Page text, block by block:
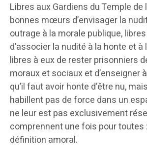
Libres aux Gardiens du Temple
bonnes mœurs d’envisager la
outrage à la morale publique,
d’associer la nudité à la honte et à
libres à eux de rester prisonniers
moraux et sociaux et d’enseigner
qu’il faut avoir honte d’être nu,
habillent pas de force dans un
ne leur est pas exclusivement
comprennent une fois pour toutes
définition amoral.